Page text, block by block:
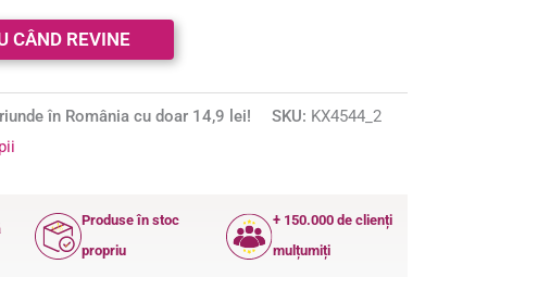
în România cu doar 14,9 lei! SKU: KX4544_2
Produse în stoc
propriu
+ 150.000 de clienți
mulțumiți